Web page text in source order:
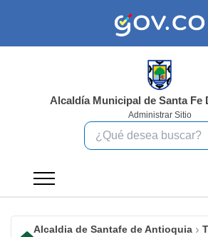
Alcaldía Municipal de Santa Fe
Administrar Sitio
Alcaldia de Santafe de Antioquia